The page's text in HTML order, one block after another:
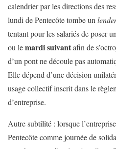
calendrier par les directions des
lundi de Pentecôte tombe un
tentant pour les salariés de poser un
ou lemardi suivantafin de
d’un pont ne découle pas
Elle dépend d’une décision
usage collectif inscrit dans le
d’entreprise.
Autre subtilité : lorsque
Pentecôte comme journée de